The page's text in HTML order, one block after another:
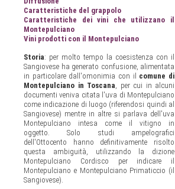
Caratteristiche del grappolo
Caratteristiche dei vini che utilizzano il
Montepulciano
Vini prodotti con il Montepulciano
Storia: per molto tempo la coesistenza con il
Sangiovese ha generato confusione, alimentata
in particolare dall'omonimia con il comune di
Montepulciano in Toscana, per cui in alcuni
documenti veniva citata l'uva di Montepulciano
come indicazione di luogo (riferendosi quindi al
Sangiovese) mentre in altre si parlava dell'uva
Montepulciano intesa come il vitigno in
oggetto. Solo studi ampelografici
dell'Ottocento hanno definitivamente risolto
questa ambiguità, utilizzando la dizione
Montepulciano Cordisco per indicare il
Montepulciano e Montepulciano Primaticcio (il
Sangiovese).